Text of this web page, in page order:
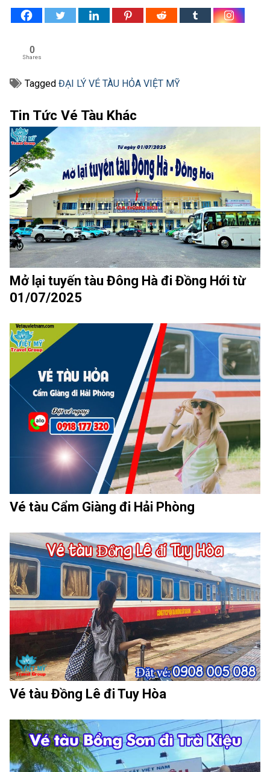
0
Shares
Tagged ĐẠI LÝ VÉ TÀU HỎA VIỆT MỸ
Tin Tức Vé Tàu Khác
Mở lại tuyến tàu Đông Hà đi Đồng Hới từ
01/07/2025
Vé tàu Cẩm Giàng đi Hải Phòng
Vé tàu Đồng Lê đi Tuy Hòa